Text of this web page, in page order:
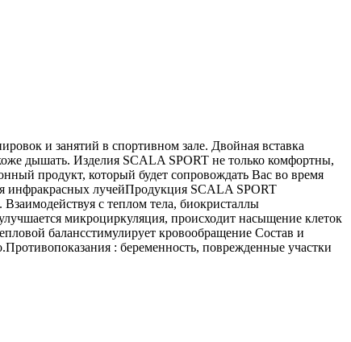
и занятий в спортивном зале. Двойная вставка
дышать. Изделия SCALA SPORT не только комфортны,
продукт, который будет сопровождать Вас во время
инфракрасных лучейПродукция SCALA SPORT
с теплом тела, биокристаллы
микроциркуляция, происходит насыщение клеток
балансстимулирует кровообращение Состав и
: беременность, поврежденные участки